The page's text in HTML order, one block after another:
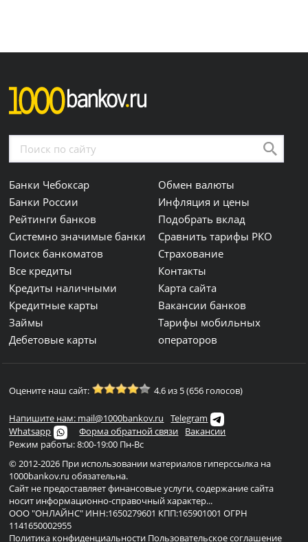
Банки Чебоксар
Банки России
Рейтинги банков
Системно значимые банки
Поиск банкоматов
Все кредиты
Кредиты наличными
Кредитные карты
Займы
Дебетовые карты
Обмен валюты
Инфляция и цены
Подобрать вклад
Сравнить тарифы РКО
Страхование
Контакты
Карта сайта
Вакансии банков
Тарифы мобильных
операторов
Оцените наш сайт: 4.6 из 5 (656 голосов)
Напишите нам: mail@1000bankov.ru
Telegram
Whatsapp
Форма обратной связи
Вакансии
Режим работы: 8:00-19:00 Пн-Вс
© 2012-2026 При использовании материалов гиперссылка на
1000bankov.ru обязательна.
Сайт не предоставляет финансовые услуги, содержание сайта
носит информационно-справочный характер...
ООО "ОНЛАЙНС" ИНН:1650279601 КПП:165901001 ОГРН
1141650002955
Политика конфиденциальности Пользовательское соглашение